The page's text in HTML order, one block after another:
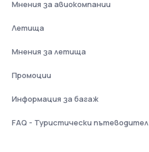
Мнения за авиокомпании
Летища
Мнения за летища
Промоции
Информация за багаж
FAQ - Туристически пътеводител